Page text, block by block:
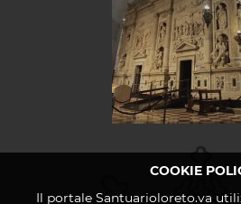
COOKIE
Il portale Santuarioloreto.va